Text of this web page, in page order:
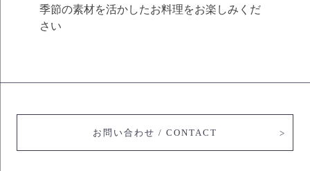
季節の素材を活かしたお料理をお楽しみくだ
さい
お問い合わせ / CONTACT